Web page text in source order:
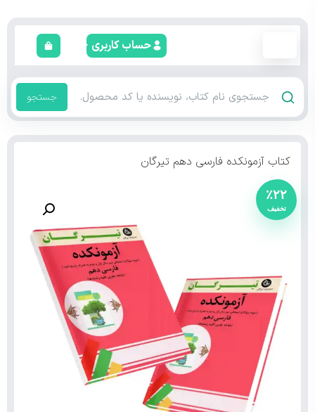
حساب کاربری
جستجو
کتاب آزمونکده فارسی دهم تیرگان
٪۲۲